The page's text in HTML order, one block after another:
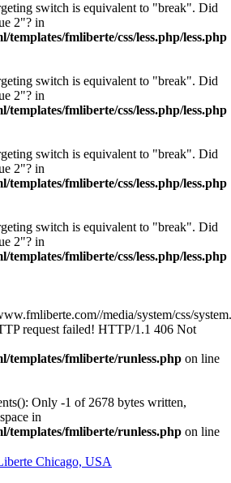
switch is equivalent to "break". Did
2"? in
templates/fmliberte/css/less.php/less.php
switch is equivalent to "break". Did
2"? in
templates/fmliberte/css/less.php/less.php
switch is equivalent to "break". Did
2"? in
templates/fmliberte/css/less.php/less.php
switch is equivalent to "break". Did
2"? in
templates/fmliberte/css/less.php/less.php
media/system/css/
request failed! HTTP/1.1 406 Not
templates/fmliberte/runless.php on line
Only -1 of 2678 bytes written,
in
templates/fmliberte/runless.php on line
Chicago, USA